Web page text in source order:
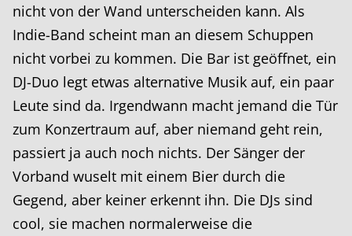
nicht von der Wand unterscheiden kann. Als
Indie-Band scheint man an diesem Schuppen
nicht vorbei zu kommen. Die Bar ist geöffnet, ein
DJ-Duo legt etwas alternative Musik auf, ein paar
Leute sind da. Irgendwann macht jemand die Tür
zum Konzertraum auf, aber niemand geht rein,
passiert ja auch noch nichts. Der Sänger der
Vorband wuselt mit einem Bier durch die
Gegend, aber keiner erkennt ihn. Die DJs sind
cool, sie machen normalerweise die